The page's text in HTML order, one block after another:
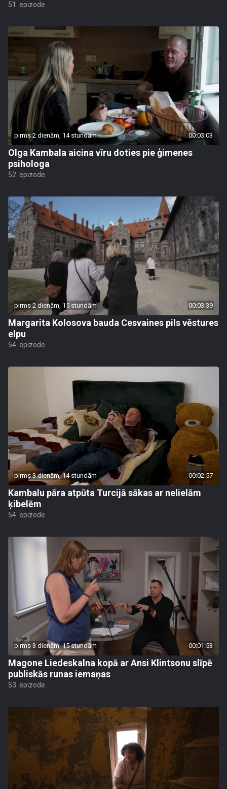
51. epizode
pirms 2 dienām, 14 stundām 00:03:03
Olga Kambala aicina vīru doties pie ģimenes
psihologa
52. epizode
pirms 2 dienām, 15 stundām 00:03:39
Margarita Kolosova bauda Cesvaines pils vēstures
elpu
54. epizode
pirms 3 dienām, 14 stundām 00:02:57
Kambalu pāra atpūta Turcijā sākas ar nelielām
ķibelēm
54. epizode
pirms 3 dienām, 15 stundām 00:01:53
Magone Liedeskalna kopā ar Ansi Klintsonu slīpē
publiskās runas iemaņas
53. epizode